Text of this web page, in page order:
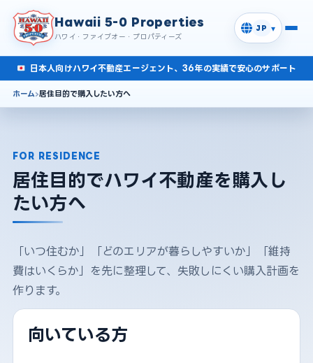
Hawaii 5-0 Properties
ハワイ・ファイブオー・プロパティーズ
JP ▾
日本人向けハワイ不動産エージェント、36年の実績で安心のサポート
ホーム 居住目的で購入したい方へ
FOR RESIDENCE
居住目的でハワイ不動産を購入し
たい方へ
「いつ住むか」「どのエリアが暮らしやすいか」「維持
費はいくらか」を先に整理して、失敗しにくい購入計画を
作ります。
向いている方